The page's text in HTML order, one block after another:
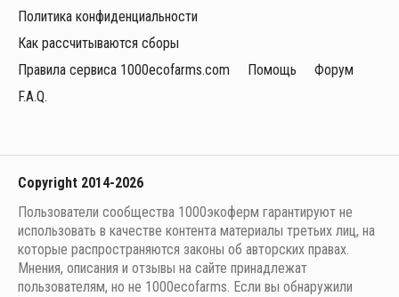
Политика конфиденциальности
Как рассчитываются сборы
Правила сервиса 1000ecofarms.com
Помощь
Форум
F.A.Q.
Copyright 2014-2026
Пользователи сообщества 1000экоферм гарантируют не
использовать в качестве контента материалы третьих лиц, на
которые распространяются законы об авторских правах.
Мнения, описания и отзывы на сайте принадлежат
пользователям, но не 1000ecofarms. Если вы обнаружили